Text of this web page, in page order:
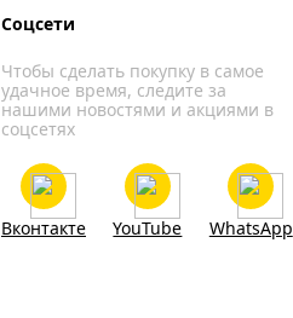
Соцсети
Чтобы сделать покупку в самое
удачное время, следите за
нашими новостями и акциями в
соцсетях
Вконтакте YouTube WhatsApp